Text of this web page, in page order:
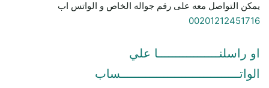
يمكن التواصل معه على رقم جواله الخاص و الواتس اب
00201212451716
او راسلنـــــــــــــــــا علي
الواتـــــــــــــــــــــــــــــــــساب